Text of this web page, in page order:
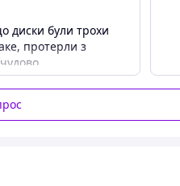
140 кг
диски були трохи
протерли з